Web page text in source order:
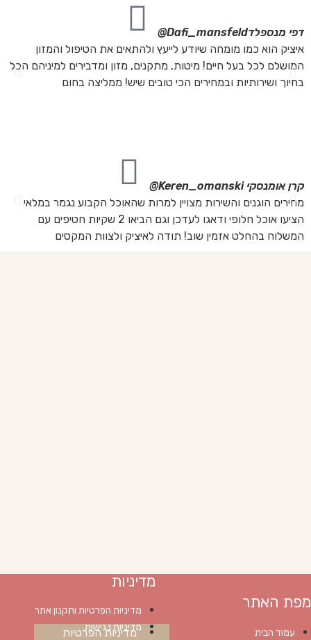
דפי מנספלדDafi_mansfeld@
איציק הוא כמו מומחה שיודע לייעץ ולהתאים את הטיפול והמזון
המושלם לכל בעל חיים! מיטות, מתקנים, מזון ומדבירים למיניהם הכל
בחיוך ושירותיות ובמחירים הכי טובים שיש! ממליצה בחום
קרן אומנסקיKeren_omanski@
מחירים הוגנים והשירות מצויין למרות שהאוכל הקבוע נגמר במלאי
הציעו אוכל חלופי ודאגו לעדכן וגם הביאו 2 שקיות חטיפים עם
המשלוח בהחלט אזמין שוב! תודה לאיציק ולצוות המקסים
מפת האתר
עמוד הבית
מדיניות
מדיניות הפרטיות ותקנון אתר
מדיניות נגישות
מדיניות הפרטיות